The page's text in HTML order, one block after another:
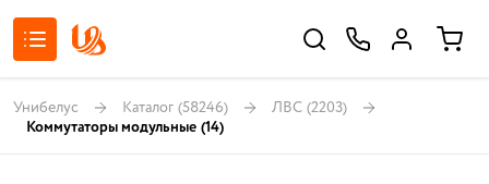
Унибелус Каталог (58246) ЛВС (2203)
Коммутаторы модульные (14)